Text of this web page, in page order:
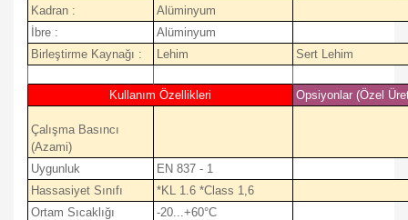
Kadran :
Alüminyum
İbre :
Alüminyum
Birleştirme Kaynağı :
Lehim Sert Lehim
Kullanım Özellikleri Opsiyonlar (Özel
Çalışma Basıncı
(Azami)
Uygunluk
EN 837 - 1
Hassasiyet Sınıfı
*KL 1.6 *Class 1,6
Ortam Sıcaklığı
-20...+60°C